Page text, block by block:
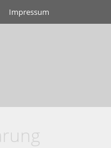
Impressum